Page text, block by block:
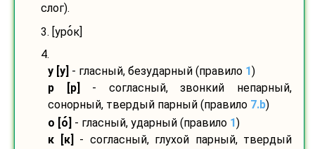
слог).
3. [урок]
4.
у [у] - гласный, безударный (правило 1)
р [р]
- согласный, звонкий непарный,
сонорный, твердый парный (правило 7.b)
о [о - гласный, ударный (правило 1)
к [к]
- согласный, глухой парный, твердый